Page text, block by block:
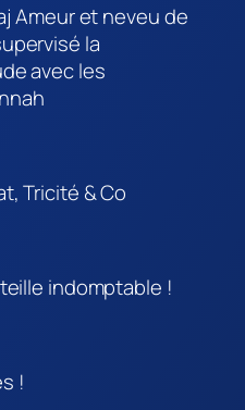
Ameur et neveu de
la
avec les
Tricité & Co
indomptable !
!